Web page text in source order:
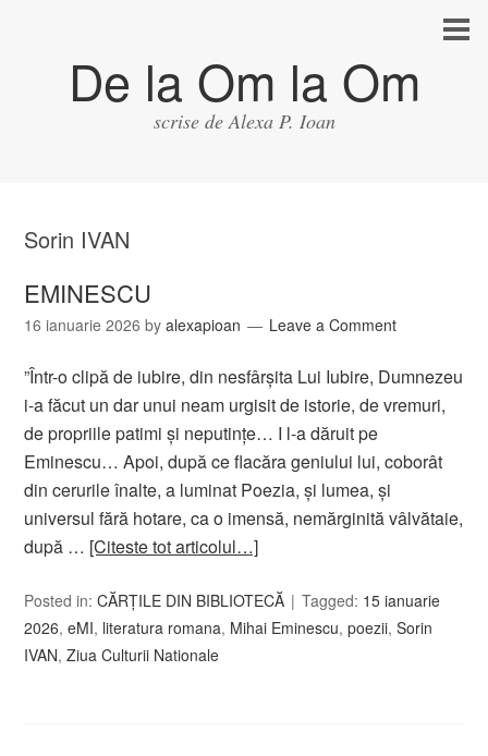
De la Om la Om
scrise de Alexa P. Ioan
Sorin IVAN
EMINESCU
16 ianuarie 2026 byalexapioan Leave a Comment
”Într-o clipă de iubire, din nesfârșita Lui Iubire, Dumnezeu
i-a făcut un dar unui neam urgisit de istorie, de vremuri,
de propriile patimi și neputințe… I l-a dăruit pe
Eminescu… Apoi, după ce flacăra geniului lui, coborât
din cerurile înalte, a luminat Poezia, și lumea, și
universul fără hotare, ca o imensă, nemărginită vâlvătaie,
după … [Citeste tot articolul…]
Posted in:CĂRȚILE DIN BIBLIOTECĂ Tagged: 15 ianuarie
2026,eMI, literatura romana, Mihai Eminescu,poezii,Sorin
IVAN,Ziua Culturii Nationale